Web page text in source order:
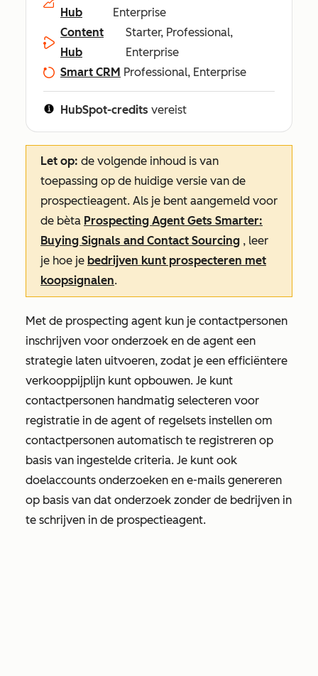
Hub
Enterprise
Content
Hub
Starter, Professional,
Enterprise
Smart CRM Professional, Enterprise
HubSpot-credits vereist
Let op: de volgende inhoud is van
toepassing op de huidige versie van de
prospectieagent. Als je bent aangemeld voor
de bèta Prospecting Agent Gets Smarter:
Buying Signals and Contact Sourcing , leer
je hoe je bedrijven kunt prospecteren met
koopsignalen.
Met de prospecting agent kun je contactpersonen
inschrijven voor onderzoek en de agent een
strategie laten uitvoeren, zodat je een efficiëntere
verkooppijplijn kunt opbouwen. Je kunt
contactpersonen handmatig selecteren voor
registratie in de agent of regelsets instellen om
contactpersonen automatisch te registreren op
basis van ingestelde criteria. Je kunt ook
doelaccounts onderzoeken en e-mails genereren
op basis van dat onderzoek zonder de bedrijven in
te schrijven in de prospectieagent.